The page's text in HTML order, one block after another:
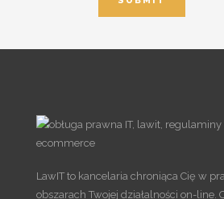
LawIT to kancelaria chroniąca Cię w
obszarach Twojej działalności on-line.